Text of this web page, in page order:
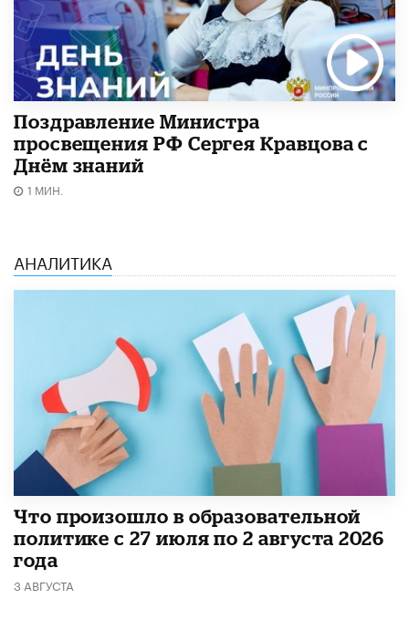
Поздравление Министра
просвещения РФ Сергея Кравцова с
Днём знаний
1 МИН.
АНАЛИТИКА
​Что произошло в образовательной
политике с 27 июля по 2 августа 2026
года
3 АВГУСТА